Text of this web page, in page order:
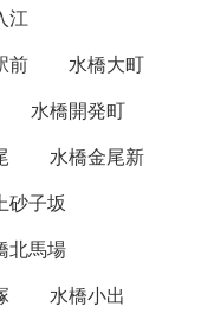
江
前
水橋大町
水橋開発町
水橋金尾新
砂子坂
北馬場
水橋小出